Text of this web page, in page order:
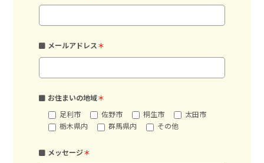
メールアドレス＊
お住まいの地域＊
足利市
佐野市 桐生市
太田市
栃木県内
群馬県内 その他
メッセージ＊